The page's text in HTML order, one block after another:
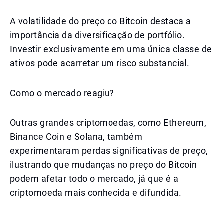
A volatilidade do preço do Bitcoin destaca a
importância da diversificação de portfólio.
Investir exclusivamente em uma única classe de
ativos pode acarretar um risco substancial.
Como o mercado reagiu?
Outras grandes criptomoedas, como Ethereum,
Binance Coin e Solana, também
experimentaram perdas significativas de preço,
ilustrando que mudanças no preço do Bitcoin
podem afetar todo o mercado, já que é a
criptomoeda mais conhecida e difundida.